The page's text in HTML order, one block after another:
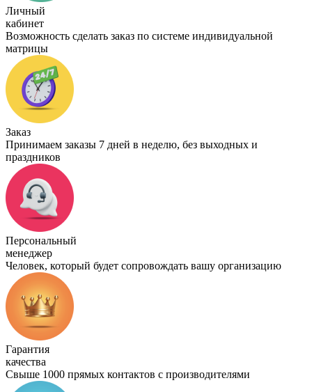
Личный
кабинет
Возможность сделать заказ по системе индивидуальной
матрицы
Заказ
Принимаем заказы 7 дней в неделю, без выходных и
праздников
Персональный
менеджер
Человек, который будет сопровождать вашу организацию
Гарантия
качества
Свыше 1000 прямых контактов с производителями